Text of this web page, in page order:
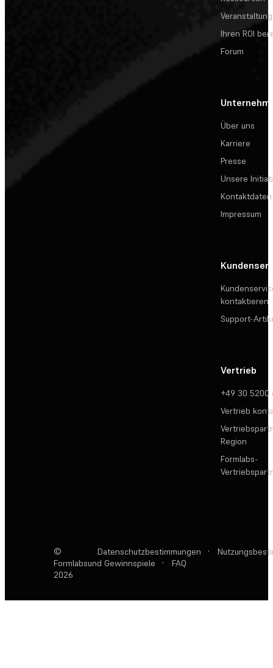
Ihren ROI
Forum
Über uns
Karriere
Presse
Unsere
Kontaktdaten
Impressum
kontaktieren
Support-
Vertrieb
+49 30 5200
Vertrieb
Region
Formlabs-
©
Formlabs
2026
Datenschutzbestimmungen ·
und Gewinnspiele
· FAQ